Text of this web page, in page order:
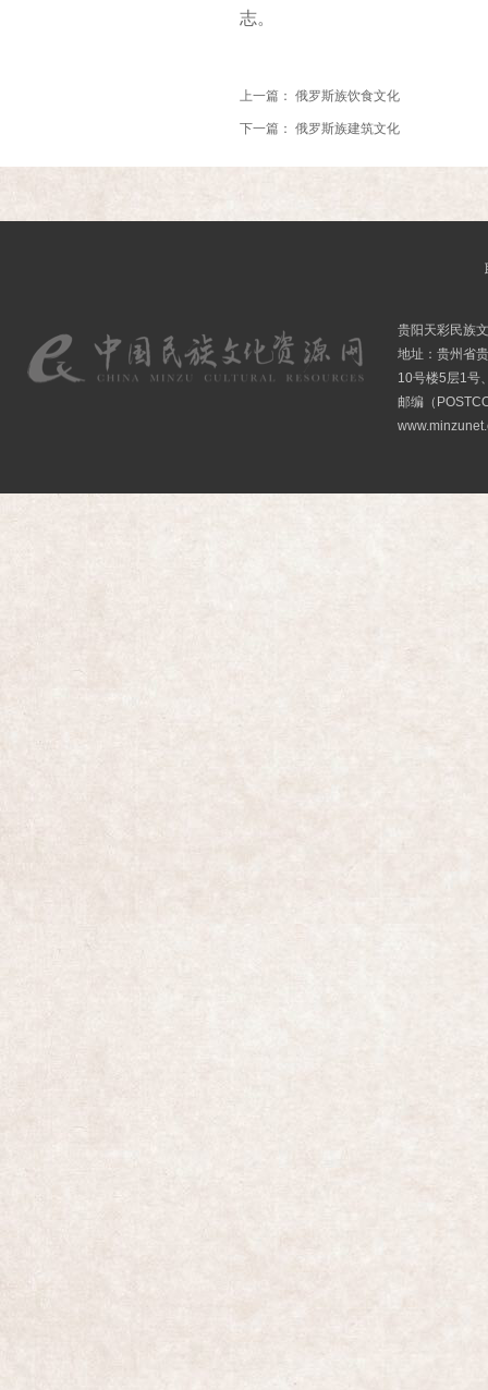
志。
上一篇： 俄罗斯族饮食文化
下一篇： 俄罗斯族建筑文化
贵阳天彩民族
地址：贵州省
10号楼5层1号
邮编（